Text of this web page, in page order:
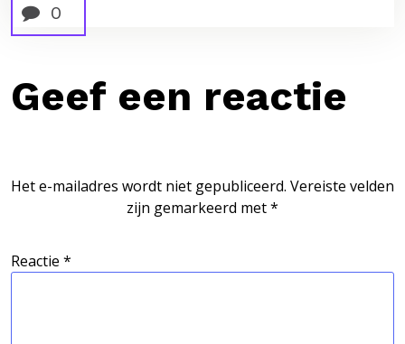
0
Geef een reactie
Het e-mailadres wordt niet gepubliceerd. Vereiste velden
zijn gemarkeerd met*
Reactie *